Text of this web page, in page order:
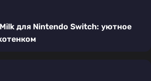
для Nintendo Switch: уютное